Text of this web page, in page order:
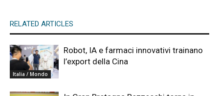
RELATED ARTICLES
Italia / Mondo
Robot, IA e farmaci innovativi trainano
l’export della Cina